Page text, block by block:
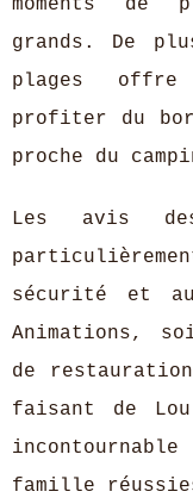
moments
grands. De
plages
profiter du
proche du
Les avis
sécurité et
Animations,
de
faisant de
famille